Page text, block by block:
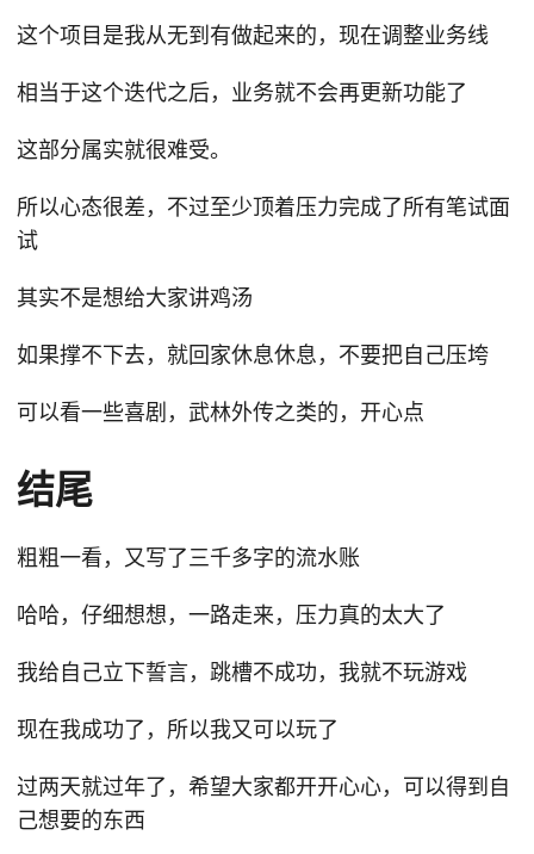
这个项目是我从无到有做起来的，现在调整业务线
相当于这个迭代之后，业务就不会再更新功能了
这部分属实就很难受。
所以心态很差，不过至少顶着压力完成了所有笔试面
试
其实不是想给大家讲鸡汤
如果撑不下去，就回家休息休息，不要把自己压垮
可以看一些喜剧，武林外传之类的，开心点
结尾
粗粗一看，又写了三千多字的流水账
哈哈，仔细想想，一路走来，压力真的太大了
我给自己立下誓言，跳槽不成功，我就不玩游戏
现在我成功了，所以我又可以玩了
过两天就过年了，希望大家都开开心心，可以得到自
己想要的东西